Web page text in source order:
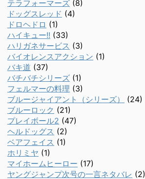
テラフォーマーズ (8)
ドッグスレッド (4)
ドロヘドロ (1)
ハイキュー!! (33)
ハリガネサービス (3)
バイオレンスアクション (1)
バキ道 (37)
バチバチシリーズ (1)
フェルマーの料理 (3)
ブルージャイアント（シリーズ）
(24)
ブルーロック (21)
プレイボール2 (47)
ヘルドッグス (2)
ベアフェイス (1)
ホリミヤ (1)
マイホームヒーロー (17)
ヤングジャンプ次号の一言ネタバレ (2)